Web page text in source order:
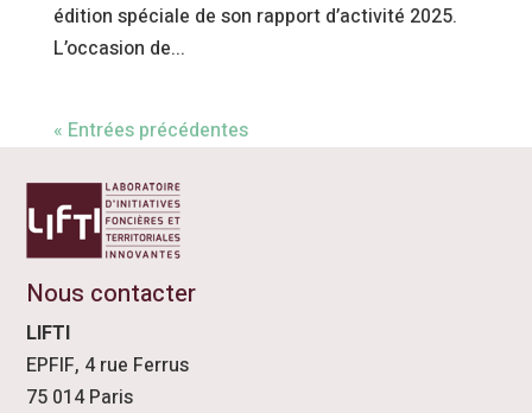
édition spéciale de son rapport d’activité 2025.
L’occasion de...
« Entrées précédentes
Nous contacter
LIFTI
EPFIF, 4 rue Ferrus
75 014 Paris